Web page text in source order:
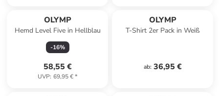
OLYMP
Hemd Level Five in Hellblau
-16%
58,55 €
UVP: 69,95 €*
OLYMP
T-Shirt 2er Pack in Weiß
ab: 36,95 €